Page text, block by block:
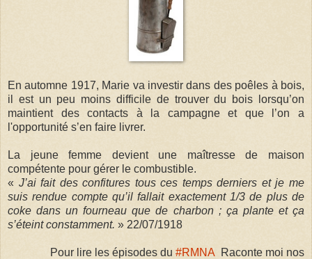
En automne 1917, Marie va investir dans des poêles à bois,
il est un peu moins difficile de trouver du bois lorsqu’on
maintient des contacts à la campagne et que l’on a
l'opportunité s’en faire livrer.
La jeune femme devient une maîtresse de maison
compétente pour gérer le combustible.
« J’ai fait des confitures tous ces temps derniers et je me
suis rendue compte qu’il fallait exactement 1/3 de plus de
coke dans un fourneau que de charbon ; ça plante et ça
s’éteint constamment. » 22/07/1918
Pour lire les épisodes du #RMNA Raconte moi nos